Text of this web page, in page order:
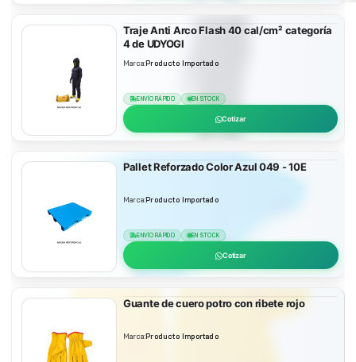
Traje Anti Arco Flash 40 cal/cm² categoría
4 de UDYOGI
Marca:Producto Importado
ENVÍO RÁPIDO EN STOCK
Cotizar
Pallet Reforzado Color Azul 049 - 10E
Marca:Producto Importado
ENVÍO RÁPIDO EN STOCK
Cotizar
Guante de cuero potro con ribete rojo
Marca:Producto Importado